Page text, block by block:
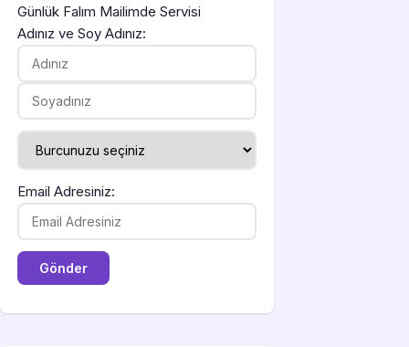
Günlük Falım Mailimde Servisi
Adınız ve Soy Adınız:
Email Adresiniz: